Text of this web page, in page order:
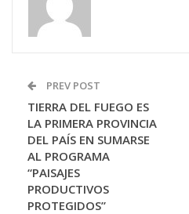
PREV POST
TIERRA DEL FUEGO ES
LA PRIMERA PROVINCIA
DEL PAÍS EN SUMARSE
AL PROGRAMA
“PAISAJES
PRODUCTIVOS
PROTEGIDOS”